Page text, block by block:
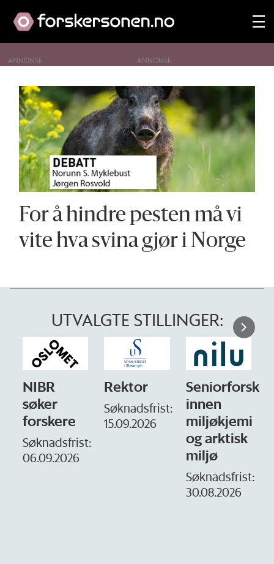
Tag:
svinepest
ANNONSE
For å hindre pesten må vi
vite hva svina gjør i Norge
UTVALGTE STILLINGER:
NIBR
søker
forskere
Søknadsfrist:
06.09.2026
Rektor
Søknadsfrist:
15.09.2026
Seniorforsker
innen
miljøkjemi
og arktisk
miljø
Søknadsfrist:
30.08.2026